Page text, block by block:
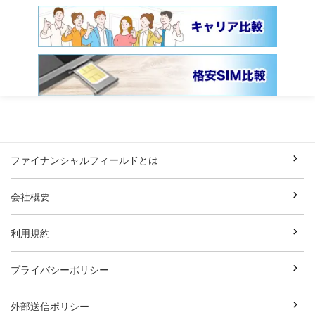
ファイナンシャルフィールドとは
会社概要
利用規約
プライバシーポリシー
外部送信ポリシー